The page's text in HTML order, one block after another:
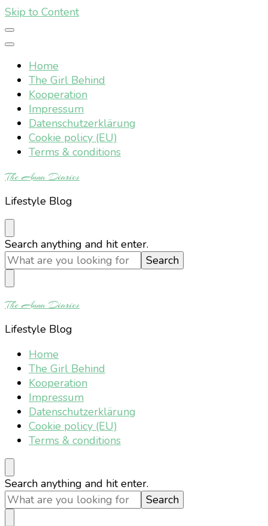
Skip to Content
Home
The Girl Behind
Kooperation
Impressum
Datenschutzerklärung
Cookie policy (EU)
Terms & conditions
The Anna Diaries
Lifestyle Blog
Looking
for
Something?
Search anything and hit enter.
The Anna Diaries
Lifestyle Blog
Home
The Girl Behind
Kooperation
Impressum
Datenschutzerklärung
Cookie policy (EU)
Terms & conditions
Looking
for
Something?
Search anything and hit enter.